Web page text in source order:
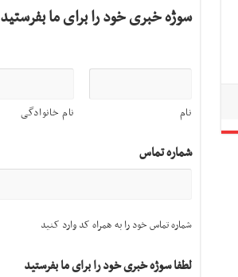
سوژه خبری خود را برای ما بفرستید
نام نام خانوادگی
شماره تماس
شماره تماس خود را به همراه کد وارد کنید
لطفا سوژه خبری خود را برای ما بفرستید